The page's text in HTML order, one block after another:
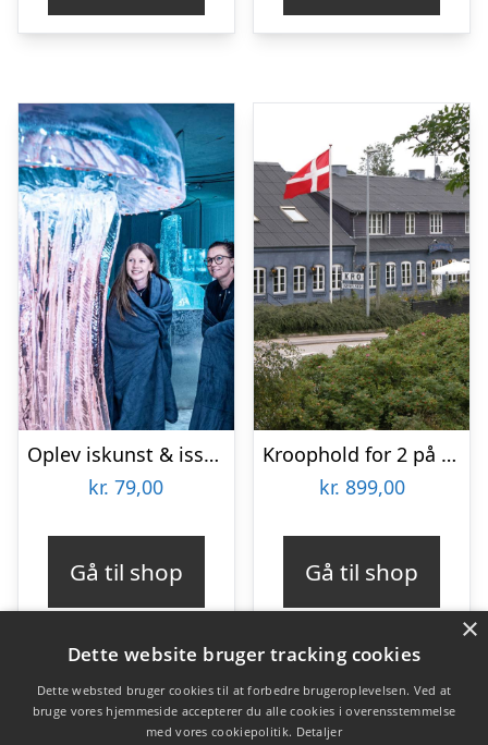
Oplev iskunst & isskulpturer
kr. 79,00
Gå til shop
Kroophold for 2 på Nørre Vissing Kro
kr. 899,00
Gå til shop
Varekategorier
×
Dette website bruger tracking cookies
Dette websted bruger cookies til at forbedre brugeroplevelsen. Ved at
bruge vores hjemmeside accepterer du alle cookies i overensstemmelse
med vores cookiepolitik. Detaljer